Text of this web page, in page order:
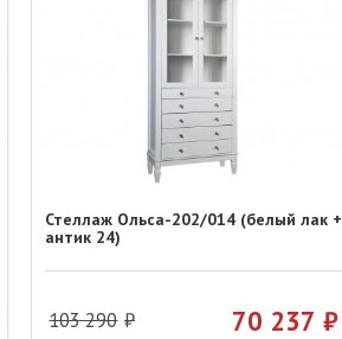
Стеллаж Ольса-202/014 (белый лак +
антик 24)
103 290 70 237